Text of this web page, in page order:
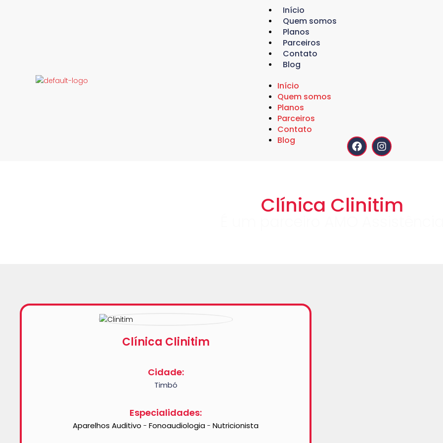
Início
Quem somos
Planos
Parceiros
Contato
Blog
Início
Quem somos
Planos
Parceiros
Contato
Blog
Clínica Clinitim
Clínica Clinitim
Cidade:
Timbó
Especialidades:
Aparelhos Auditivo - Fonoaudiologia - Nutricionista